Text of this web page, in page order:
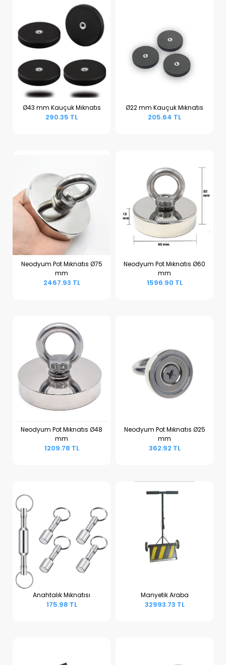
Sepete Ekle
Ø43 mm Kauçuk Mıknatıs
290.35 TL Sepete Ekle
Ø22 mm Kauçuk Mıknatıs
205.64 TL
Sepete Ekle
Neodyum Pot Mıknatıs Ø75
mm
2467.93 TL
Sepete Ekle
Neodyum Pot Mıknatıs Ø60
mm
1596.90 TL
Sepete Ekle
Neodyum Pot Mıknatıs Ø48
mm
1209.78 TL
Sepete Ekle
Neodyum Pot Mıknatıs Ø25
mm
362.92 TL
Sepete Ekle
Anahtalık Mıknatısı
175.98 TL Sepete Ekle
Manyetik Araba
32993.73 TL